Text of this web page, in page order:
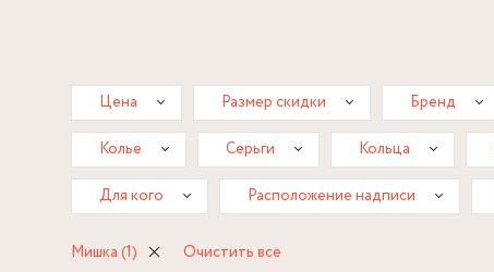
Цена Размер скидки Бренд
Колье Серьги Кольца
Для кого Расположение надписи
Мишка (1) Очистить все